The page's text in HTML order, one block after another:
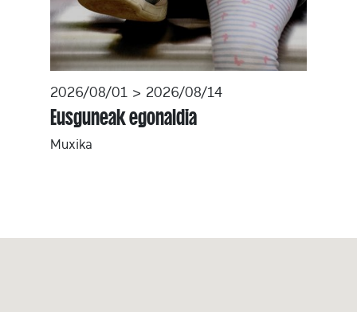
2026/08/01 > 2026/08/14
Eusguneak egonaldia
Muxika